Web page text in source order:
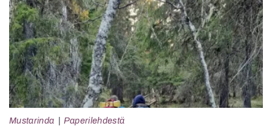
Mustarinda Paperilehdestä